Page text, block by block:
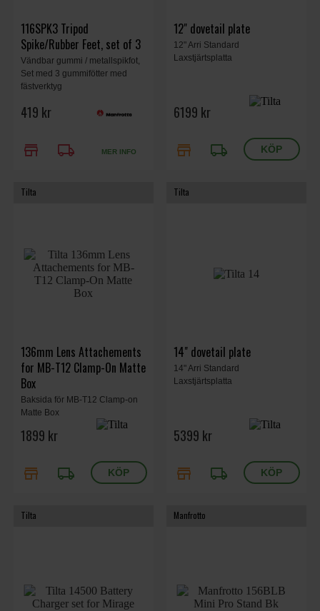
116SPK3 Tripod
Spike/Rubber Feet, set of 3
Vändbar gummi / metallspikfot,
Set med 3 gummifötter med
fästverktyg
419 kr
store local_shipping MER INFO
12" dovetail plate
12" Arri Standard
Laxstjärtsplatta
6199 kr
store local_shipping
Tilta
136mm Lens Attachements
for MB-T12 Clamp-On Matte
Box
Baksida för MB-T12 Clamp-on
Matte Box
1899 kr
store local_shipping
Tilta
14" dovetail plate
14" Arri Standard
Laxstjärtsplatta
5399 kr
store local_shipping
Tilta Manfrotto